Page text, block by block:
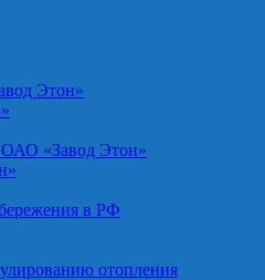
Этон»
ОАО «Завод Этон»
в РФ
отопления